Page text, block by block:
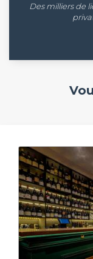
Des milliers de